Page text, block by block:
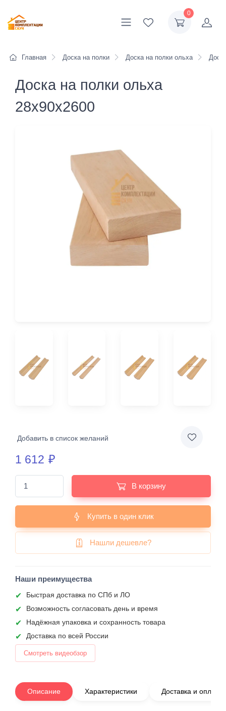
0
Главная Доска на полки Доска на полки ольха
Доска на полки ольха
28х90х2600
Добавить в список желаний
1 612 ₽
В корзину
Купить в один клик
Нашли дешевле?
Наши преимущества
Быстрая доставка по СПб и ЛО
Возможность согласовать день и время
Надёжная упаковка и сохранность товара
Доставка по всей России
Смотреть видеобзор
Описание Характеристики Доставка и оплата